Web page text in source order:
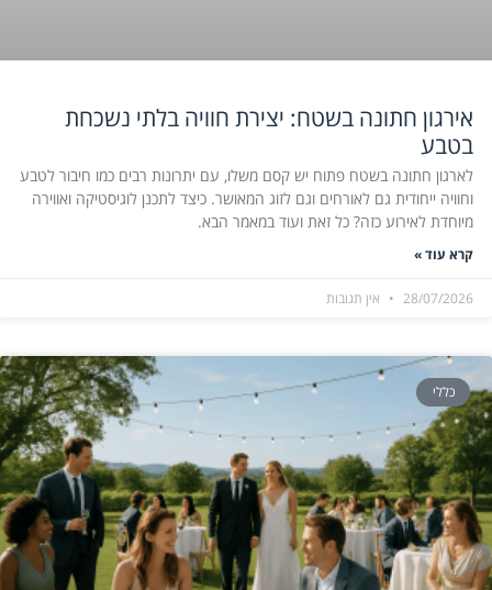
אירגון חתונה בשטח: יצירת חוויה בלתי נשכחת
בטבע
לארגון חתונה בשטח פתוח יש קסם משלו, עם יתרונות רבים כמו חיבור לטבע
וחוויה ייחודית גם לאורחים וגם לזוג המאושר. כיצד לתכנן לוגיסטיקה ואווירה
מיוחדת לאירוע כזה? כל זאת ועוד במאמר הבא.
קרא עוד »
28/07/2026 אין תגובות
כללי